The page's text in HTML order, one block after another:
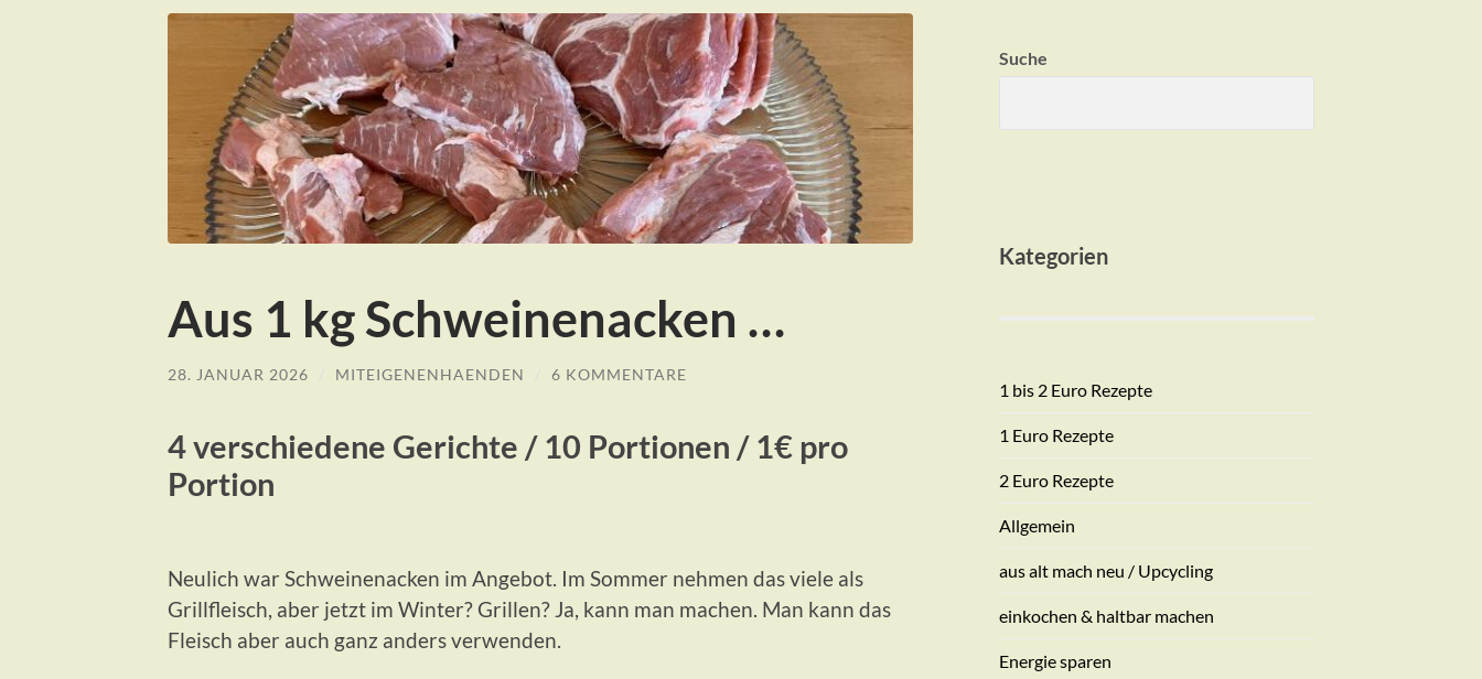
Aus 1 kg Schweinenacken …
28. JANUAR 2026 MITEIGENENHAENDEN 6 KOMMENTARE
4 verschiedene Gerichte / 10 Portionen / 1€ pro
Portion
Neulich war Schweinenacken im Angebot. Im Sommer nehmen das viele als
Grillfleisch, aber jetzt im Winter? Grillen? Ja, kann man machen. Man kann das
Fleisch aber auch ganz anders verwenden.
Suche
Kategorien
1 bis 2 Euro Rezepte
1 Euro Rezepte
2 Euro Rezepte
Allgemein
aus alt mach neu / Upcycling
einkochen & haltbar machen
Energie sparen